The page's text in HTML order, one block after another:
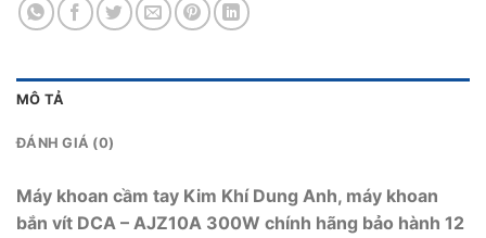
MÔ TẢ
ĐÁNH GIÁ (0)
Máy khoan cầm tay Kim Khí Dung Anh, máy khoan
bắn vít DCA – AJZ10A 300W chính hãng bảo hành 12